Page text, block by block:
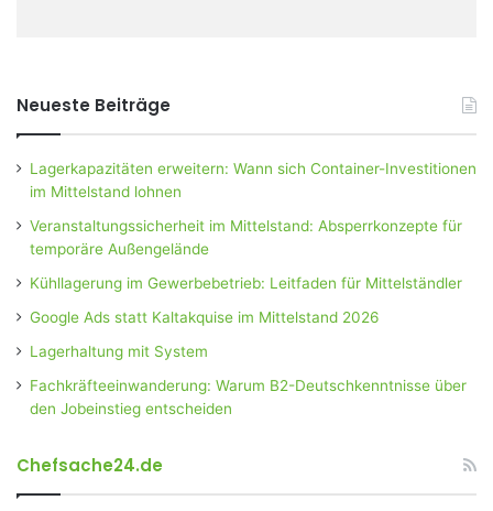
Neueste Beiträge
Lagerkapazitäten erweitern: Wann sich Container-Investitionen
im Mittelstand lohnen
Veranstaltungssicherheit im Mittelstand: Absperrkonzepte für
temporäre Außengelände
Kühllagerung im Gewerbebetrieb: Leitfaden für Mittelständler
Google Ads statt Kaltakquise im Mittelstand 2026
Lagerhaltung mit System
Fachkräfteeinwanderung: Warum B2-Deutschkenntnisse über
den Jobeinstieg entscheiden
Chefsache24.de